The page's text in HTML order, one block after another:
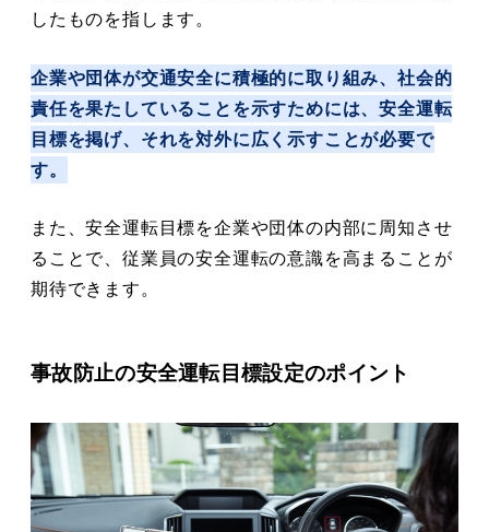
したものを指します。
企業や団体が交通安全に積極的に取り組み、社会的
責任を果たしていることを示すためには、安全運転
目標を掲げ、それを対外に広く示すことが必要で
す。
また、安全運転目標を企業や団体の内部に周知させ
ることで、従業員の安全運転の意識を高まることが
期待できます。
事故防止の安全運転目標設定のポイント